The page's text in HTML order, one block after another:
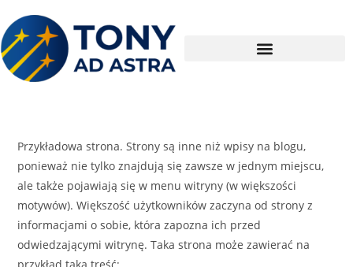
Przykładowa strona. Strony są inne niż wpisy na blogu,
ponieważ nie tylko znajdują się zawsze w jednym miejscu,
ale także pojawiają się w menu witryny (w większości
motywów). Większość użytkowników zaczyna od strony z
informacjami o sobie, która zapozna ich przed
odwiedzającymi witrynę. Taka strona może zawierać na